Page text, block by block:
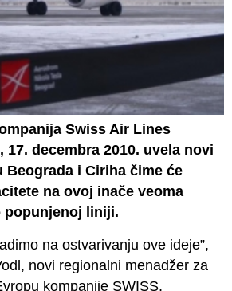
Swiss Air Lines
17. decembra 2010. uvela novi
Beograda i Ciriha čime će
na ovoj inače veoma
popunjenoj liniji.
na ostvarivanju ove ideje”,
novi regionalni menadžer za
kompanije SWISS,